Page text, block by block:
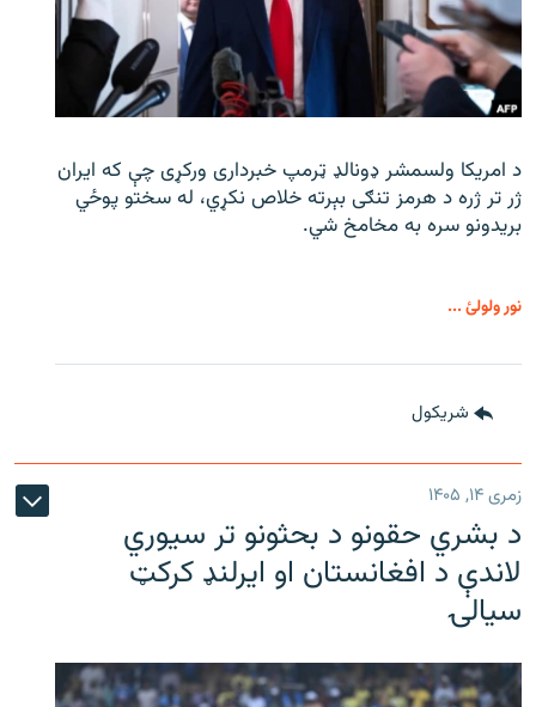
د امریکا ولسمشر ډونالډ ټرمپ خبرداری ورکړی چې که ایران
ژر تر ژره د هرمز تنګی بېرته خلاص نکړي، له سختو پوځي
بریدونو سره به مخامخ شي.
نور ولولئ ...
شريکول
زمری ۱۴, ۱۴۰۵
د بشري حقونو د بحثونو تر سیوري
لاندې د افغانستان او ایرلنډ کرکټ
سیالۍ